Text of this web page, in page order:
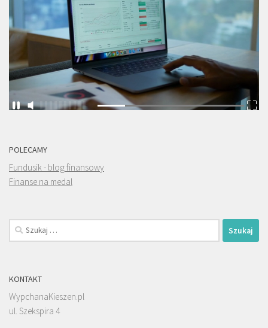
POLECAMY
Fundusik - blog finansowy
Finanse na medal
Szukaj:
KONTAKT
WypchanaKieszen.pl
ul. Szekspira 4